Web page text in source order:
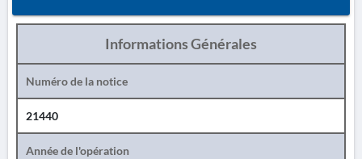
Informations Générales
Numéro de la notice
21440
Année de l'opération